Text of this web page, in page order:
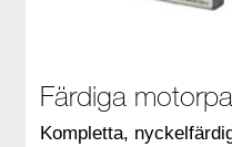
Färdiga
Kompletta,